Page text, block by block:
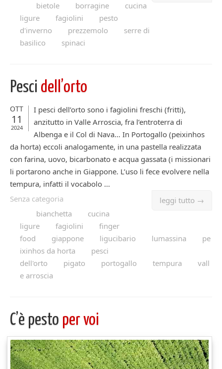
bietole
borragine
cucina
ligure
fagiolini
pesto
d'inverno
prezzemolo
serre di
basilico
spinaci
Pesci dell’orto
OTT
11
2024
I pesci dell’orto sono i fagiolini freschi (fritti),
anzitutto in Valle Arroscia, fra l’entroterra di
Albenga e il Col di Nava… In Portogallo (peixinhos
da horta) eccoli analogamente, in una pastella realizzata
con farina, uovo, bicarbonato e acqua gassata (i missionari
li portarono anche in Giappone. L’uso li fece evolvere nella
tempura, infatti il vocabolo ...
leggi tutto →
Senza categoria
bianchetta
cucina
ligure
fagiolini
finger
food
giappone ligucibario lumassina
pe
ixinhos da horta
pesci
dell'orto
pigato portogallo tempura
vall
e arroscia
C’è pesto per voi